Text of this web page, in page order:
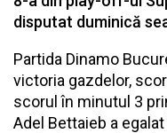
disputat duminică
Partida Dinamo
victoria gazdelor,
scorul în minutul 3
Adel Bettaieb a